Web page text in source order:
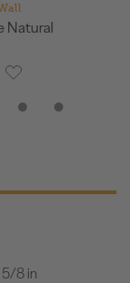
Natural
5/8 in